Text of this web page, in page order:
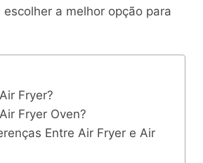
a melhor opção para
Fryer?
Fryer Oven?
Entre Air Fryer e Air